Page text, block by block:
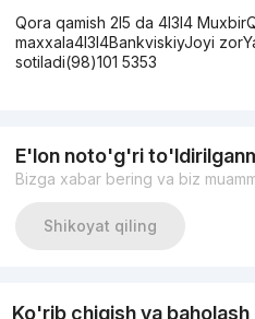
Qora qamish 2l5 da 4l3l4
maxxala4l3l4BankviskiyJoyi
sotiladi(98)101 5353
E'lon noto'g'ri
Bizga xabar bering va biz
Shikoyat qiling
Ko'rib chiqish va baholash